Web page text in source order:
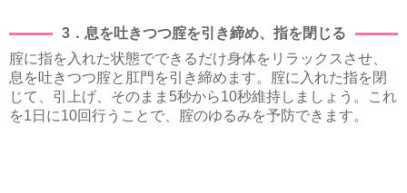
3．息を吐きつつ腟を引き締め、指を閉じる
腟に指を入れた状態でできるだけ身体をリラックスさせ、
息を吐きつつ腟と肛門を引き締めます。腟に入れた指を閉
じて、引上げ、そのまま5秒から10秒維持しましょう。これ
を1日に10回行うことで、腟のゆるみを予防できます。